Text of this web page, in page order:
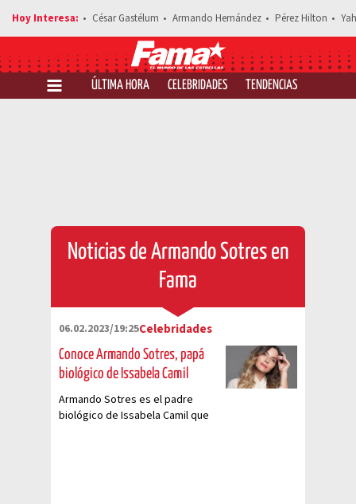
César Gastélum Armando Hernández Pérez Hilton
ÚLTIMA HORA CELEBRIDADES TENDENCIAS
Noticias de Armando Sotres en
Fama
06.02.2023/19:25Celebridades
Conoce Armando Sotres, papá
biológico de Issabela Camil
Armando Sotres es el padre
biológico de Issabela Camil que